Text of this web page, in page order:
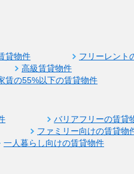
貸物件
フリーレント
高級賃貸物件
賃の55%以下の賃貸物件
バリアフリーの賃貸
ファミリー向けの賃貸物
一人暮らし向けの賃貸物件